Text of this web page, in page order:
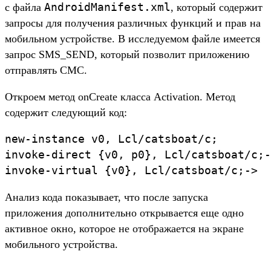
с файла AndroidManifest.xml, который содержит
запросы для получения различных функций и прав на
мобильном устройстве. В исследуемом файле имеется
запрос SMS_SEND, который позволит приложению
отправлять СМС.
Откроем метод onCreate класса Activation. Метод
содержит следующий код:
new-instance v0, Lcl/catsboat/c;
invoke-direct {v0, p0}, Lcl/catsboat/c;-
invoke-virtual {v0}, Lcl/catsboat/c;->
Анализ кода показывает, что после запуска
приложения дополнительно открывается еще одно
активное окно, которое не отображается на экране
мобильного устройства.